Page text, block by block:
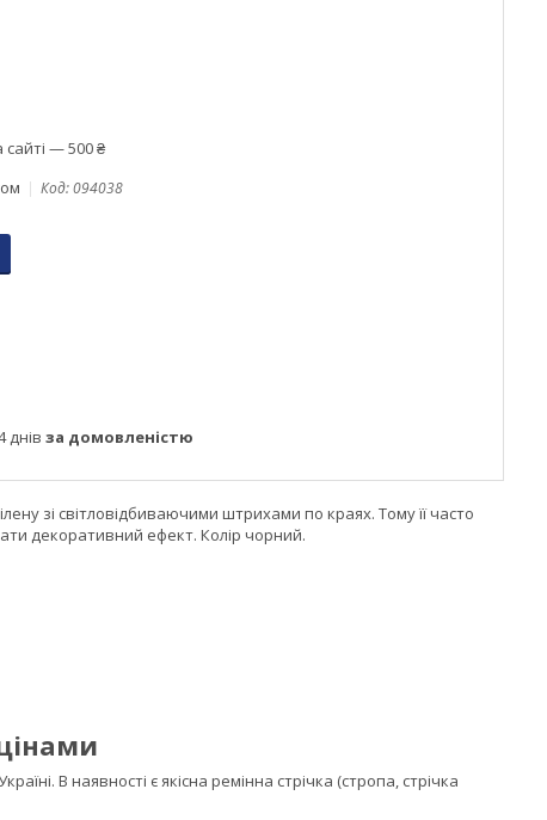
— 500 ₴
Код:094038
днів за домовленістю
зі світловідбиваючими штрихами по краях. Тому її часто
декоративний ефект. Колір чорний.
В наявності є якісна ремінна стрічка (стропа, стрічка